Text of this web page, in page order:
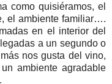
como quisiéramos, el
el ambiente familiar….
en el interior del
a un segundo o
nos gusta del vino,
ambiente agradable